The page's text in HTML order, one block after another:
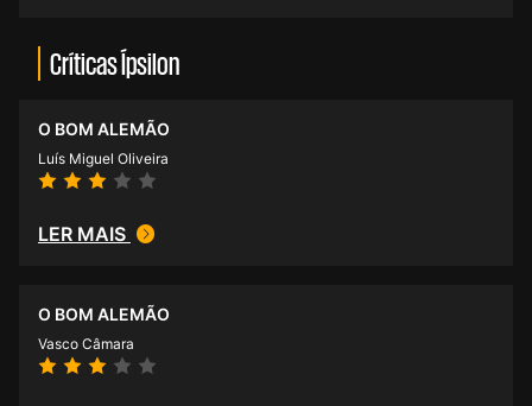
Críticas Ípsilon
O BOM ALEMÃO
Luís Miguel Oliveira
LER MAIS
O BOM ALEMÃO
Vasco Câmara